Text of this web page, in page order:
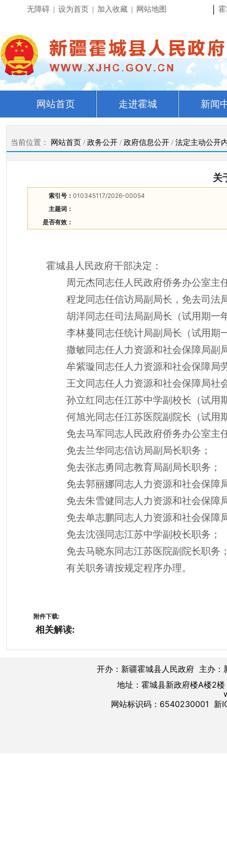
无障碍 | 设为首页 | 加入收藏 | 网站地图
网站首页 走进霍城 新闻
当前位置： 网站首页 / 政务公开 / 政府信息公开 / 法定主动公开
关
索引号： 010345117/2026-00054
主题词：
是否有效：
霍城县人民政府干部决定：
周元杰同志任人民政府侨务办公室主
程龙同志任信访局副局长，免去司法
胡洋同志任司法局副局长（试用期一
李林蔓同志任统计局副局长（试用期
撒敏同志任人力资源和社会保障局副
牟紫璇同志任人力资源和社会保障局
王文同志任人力资源和社会保障局社
孙立红同志任江苏中学副校长（试用
何旭光同志任江苏医院副院长（试用
免去马军同志人民政府侨务办公室主
免去兰华同志信访局副局长职务；
免去张志勇同志教育局副局长职务；
免去郭丽娜同志人力资源和社会保障
免去朱雪健同志人力资源和社会保障
免去单志鹏同志人力资源和社会保障
免去沈强同志江苏中学副校长职务；
免去马晓东同志江苏医院副院长职务
有关职务请按规定程序办理。
附件下载:
相关解读:
开办：新疆霍城县人民政府 主办
地址：霍城县新政府楼A楼
网站标识码：6540230001 新